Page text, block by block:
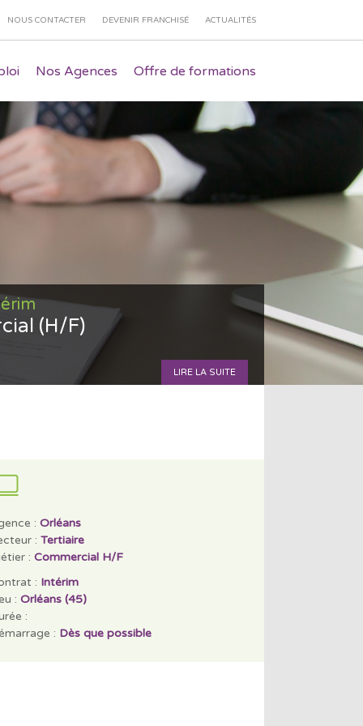
NOUS CONTACTER DEVENIR FRANCHISÉ ACTUALITÉS
Nos Agences Offre de formations
(H/F)
LIRE LA SUITE
: Orléans
: Tertiaire
: Commercial H/F
: Intérim
: Orléans (45)
:
: Dès que possible